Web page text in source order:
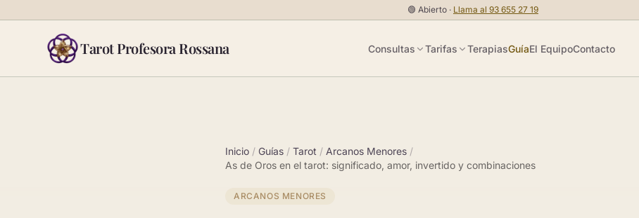
🟢 Abierto · Llama al 93 655 27 19
Tarot Profesora Rossana Consultas Tarifas TerapiasGuíaEl EquipoContacto
Inicio / Guías / Tarot / Arcanos Menores /
As de Oros en el tarot: significado, amor, invertido y combinaciones
ARCANOS MENORES